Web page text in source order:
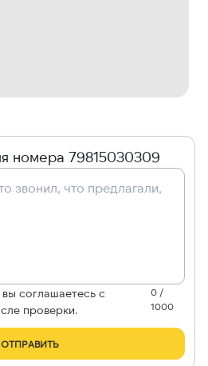
номера 79815030309
соглашаетесь с
проверки.
0 /
1000
ОТПРАВИТЬ